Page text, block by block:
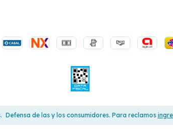
Defensa de las y los consumidores. Para reclamos